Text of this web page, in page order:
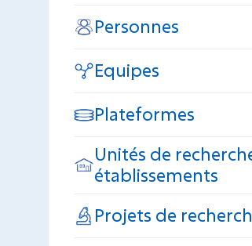
Personnes
Equipes
Plateformes
Unités de
établissements
Projets de